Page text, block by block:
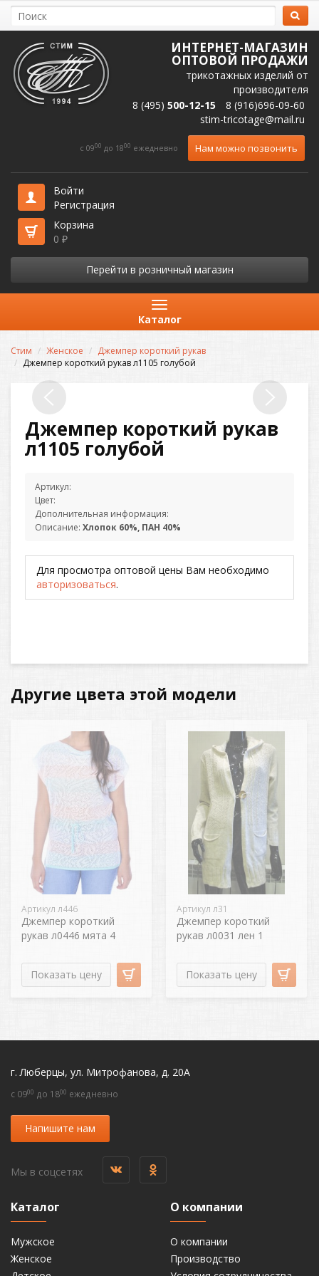
ИНТЕРНЕТ-МАГАЗИН
ОПТОВОЙ ПРОДАЖИ
трикотажных изделий от
производителя
8 (495) 500-12-15
8 (916)696-09-60
stim-tricotage@mail.ru
c 0900 до 1800 ежедневно Нам можно позвонить
Войти
Регистрация
Корзина
0 ₽
Перейти в розничный магазин
Каталог
Стим Женское
Джемпер короткий рукав
Джемпер короткий рукав л1105 голубой
Джемпер короткий рукав
л1105 голубой
Артикул:
Цвет:
Дополнительная информация:
Описание: Хлопок 60%, ПАН 40%
Для просмотра оптовой цены Вам необходимо
авторизоваться.
Другие цвета этой модели
Артикул л446
Джемпер короткий
рукав л0446 мята 4
Показать цену
Артикул л31
Джемпер короткий
рукав л0031 лен 1
Показать цену
г. Люберцы, ул. Митрофанова, д. 20А
c 0900 до 1800 ежедневно
Напишите нам
Мы в соцсетях
Каталог
Мужское
Женское
О компании
О компании
Производство